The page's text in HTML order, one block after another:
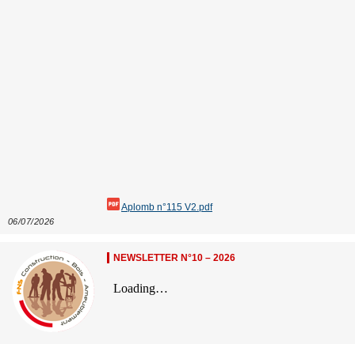
Aplomb n°115 V2.pdf
06/07/2026
NEWSLETTER N°10 – 2026